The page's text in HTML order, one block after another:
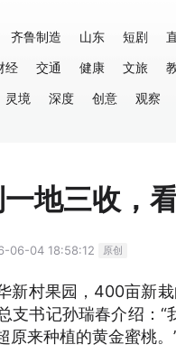
齐鲁制造 山东 短剧
经 交通 健康 文旅
灵境 深度 创意 观察
地三收，
06-04 18:58:12 原创
新村果园，400亩新
支书记孙瑞春介绍：
原来种植的黄金蜜桃。